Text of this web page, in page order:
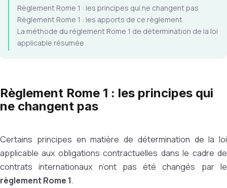
Règlement Rome 1 : les principes qui ne changent pas
Règlement Rome 1 : les apports de ce règlement
La méthode du règlement Rome 1 de détermination de la loi
applicable résumée
Règlement Rome 1 : les principes qui
ne changent pas
Certains principes en matière de détermination de la loi
applicable aux obligations contractuelles dans le cadre de
contrats internationaux n’ont pas été changés par le
règlement Rome 1.